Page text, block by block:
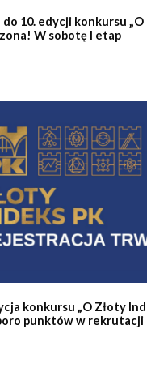
10. edycji konkursu
W sobotę I etap
konkursu „O Złoty
punktów w rekrutacji